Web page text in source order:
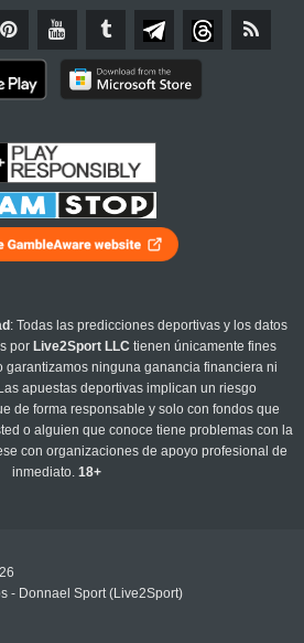
: Todas las predicciones deportivas y los datos
por Live2Sport LLC tienen únicamente fines
garantizamos ninguna ganancia financiera ni
apuestas deportivas implican un riesgo
de forma responsable y solo con fondos que
o alguien que conoce tiene problemas con la
con organizaciones de apoyo profesional de
inmediato.18+
- Donnael Sport (Live2Sport)